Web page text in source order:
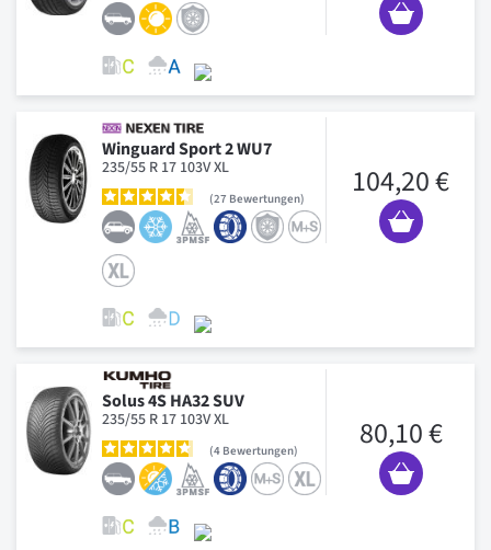
Winguard Sport 2 WU7
235/55 R 17 103V XL
27 Bewertungen 104,20 €
Solus 4S HA32 SUV
235/55 R 17 103V XL
4 Bewertungen 80,10 €